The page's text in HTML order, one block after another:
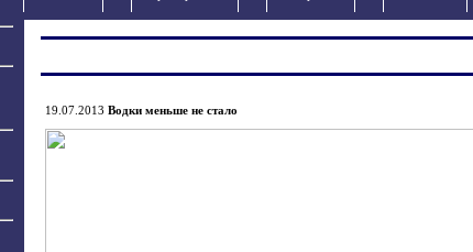
19.07.2013 Водки меньше не стало